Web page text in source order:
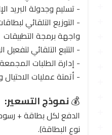
- تسليم وجدولة البريد
- التوزيع التلقائي
واجهة برمجة التطبيقات
- التتبع التلقائي
- إدارة الطلبات
- أتمتة عمليات
💰نموذج التسعير:
الدفع لكل بطاقة +
نوع البطاقة).